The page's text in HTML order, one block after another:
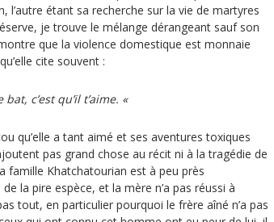
l’autre étant sa recherche sur la vie de martyres
je trouve le mélange dérangeant sauf son
que la violence domestique est monnaie
cite souvent :
bat, c’est qu’il t’aime. «
qu’elle a tant aimé et ses aventures toxiques
pas grand chose au récit ni à la tragédie de
famille Khatchatourian est à peu près
la pire espèce, et la mère n’a pas réussi à
tout, en particulier pourquoi le frère aîné n’a pas